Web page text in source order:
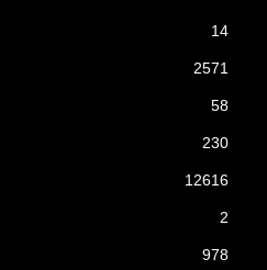
14
2571
58
230
12616
2
978